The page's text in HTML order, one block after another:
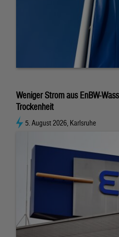
Weniger Strom aus EnBW-
Trockenheit
5. August 2026, Karlsruhe